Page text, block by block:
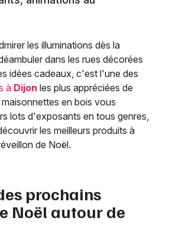
les illuminations dès la
dans les rues décorées
idées cadeaux, c'est l'une des
à Dijon les plus appréciées de
en bois vous
lots d'exposants en tous genres,
les meilleurs produits à
de Noël.
prochains
Noël autour de